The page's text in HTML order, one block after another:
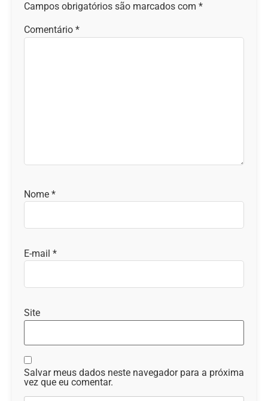
Campos obrigatórios são marcados com *
Comentário *
Nome *
E-mail *
Site
Salvar meus dados neste navegador para a próxima
vez que eu comentar.